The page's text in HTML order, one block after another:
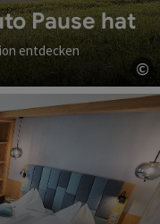
Pause hat
entdecken
©